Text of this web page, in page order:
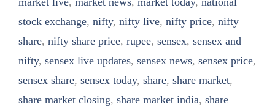
stock exchange, nifty, nifty live, nifty price, nifty
share, nifty share price, rupee, sensex, sensex and
nifty, sensex live updates, sensex news, sensex price,
sensex share, sensex today, share, share market,
share market closing, share market india, share